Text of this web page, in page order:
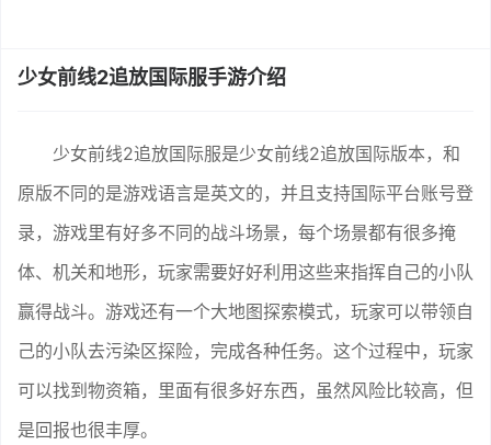
少女前线2追放国际服手游介绍
少女前线2追放国际服是少女前线2追放国际版本，和
原版不同的是游戏语言是英文的，并且支持国际平台账号登
录，游戏里有好多不同的战斗场景，每个场景都有很多掩
体、机关和地形，玩家需要好好利用这些来指挥自己的小队
赢得战斗。游戏还有一个大地图探索模式，玩家可以带领自
己的小队去污染区探险，完成各种任务。这个过程中，玩家
可以找到物资箱，里面有很多好东西，虽然风险比较高，但
是回报也很丰厚。